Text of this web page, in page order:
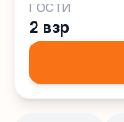
ГОСТИ
2 взр